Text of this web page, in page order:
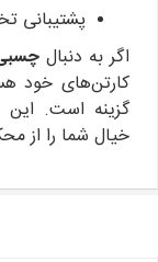
پشتیبانی
اگر به دنبال
کارتن‌های خود
گزینه است.
خیال شما را از